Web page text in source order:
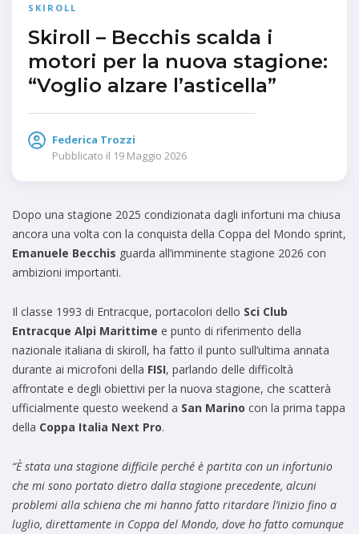
SKIROLL
Skiroll – Becchis scalda i
motori per la nuova stagione:
“Voglio alzare l’asticella”
Federica Trozzi
Pubblicato il 19 Maggio 2026
Dopo una stagione 2025 condizionata dagli infortuni ma chiusa
ancora una volta con la conquista della Coppa del Mondo sprint,
Emanuele Becchis guarda all’imminente stagione 2026 con
ambizioni importanti.
Il classe 1993 di Entracque, portacolori dello Sci Club
Entracque Alpi Marittime e punto di riferimento della
nazionale italiana di skiroll, ha fatto il punto sull’ultima annata
durante ai microfoni della FISI, parlando delle difficoltà
affrontate e degli obiettivi per la nuova stagione, che scatterà
ufficialmente questo weekend a San Marino con la prima tappa
della Coppa Italia Next Pro.
“È stata una stagione difficile perché è partita con un infortunio
che mi sono portato dietro dalla stagione precedente, alcuni
problemi alla schiena che mi hanno fatto ritardare l’inizio fino a
luglio, direttamente in Coppa del Mondo, dove ho fatto comunque